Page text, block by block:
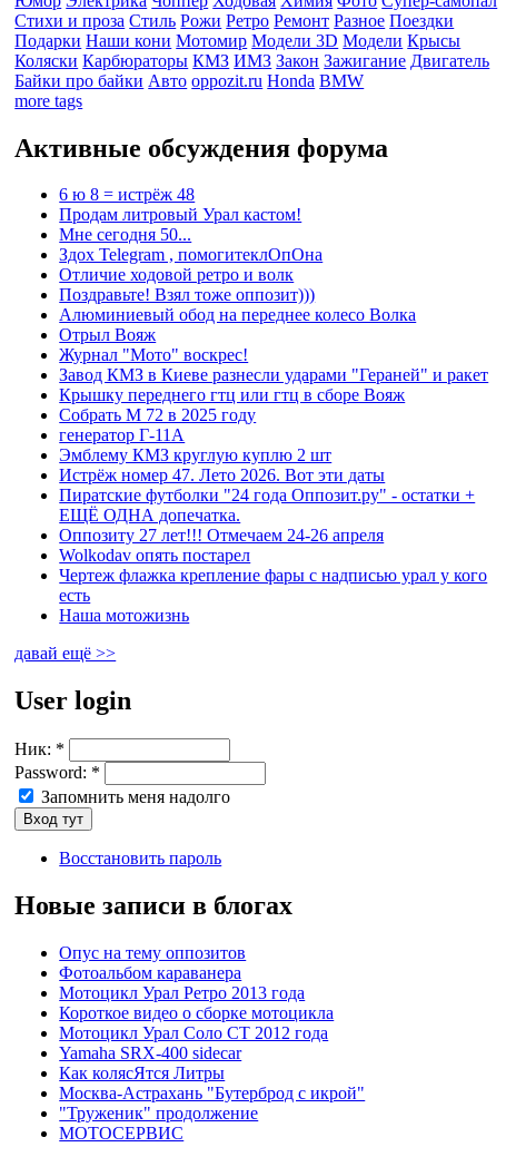
Стихи и проза Стиль Рожи Ретро Ремонт Разное Поездки
Подарки Наши кони Мотомир Модели 3D Модели Крысы
Коляски Карбюраторы КМЗ ИМЗ Закон Зажигание Двигатель
Байки про байки Авто oppozit.ru Honda BMW
more tags
Активные обсуждения форума
6 ю 8 = истрёж 48
Продам литровый Урал кастом!
Мне сегодня 50...
Здох Telegram , помогитеклОпОна
Отличие ходовой ретро и волк
Поздравьте! Взял тоже оппозит)))
Алюминиевый обод на переднее колесо Волка
Отрыл Вояж
Журнал "Мото" воскрес!
Завод КМЗ в Киеве разнесли ударами "Гераней" и ракет
Крышку переднего гтц или гтц в сборе Вояж
Собрать М 72 в 2025 году
генератор Г-11А
Эмблему КМЗ круглую куплю 2 шт
Истрёж номер 47. Лето 2026. Вот эти даты
Пиратские футболки "24 года Оппозит.ру" - остатки +
ЕЩЁ ОДНА допечатка.
Оппозиту 27 лет!!! Отмечаем 24-26 апреля
Wolkodav опять постарел
Чертеж флажка крепление фары с надписью урал у кого
есть
Наша мотожизнь
давай ещё >>
User login
Ник: *
Password: *
Запомнить меня надолго
Восстановить пароль
Новые записи в блогах
Опус на тему оппозитов
Фотоальбом караванера
Мотоцикл Урал Ретро 2013 года
Короткое видео о сборке мотоцикла
Мотоцикл Урал Соло СТ 2012 года
Yamaha SRX-400 sidecar
Как колясЯтся Литры
Москва-Астрахань "Бутерброд с икрой"
"Труженик" продолжение
МОТОСЕРВИС